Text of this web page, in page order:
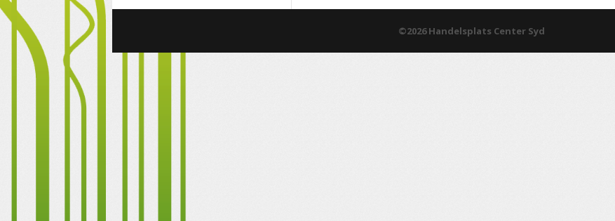
©2026 Handelsplats Center Syd